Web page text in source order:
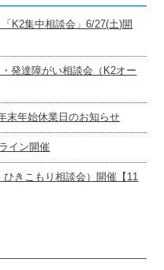
K2集中相談会」6/27(土)開
発達障がい相談会（K2オー
末年始休業日のお知らせ
イン開催
きこもり相談会）開催【11